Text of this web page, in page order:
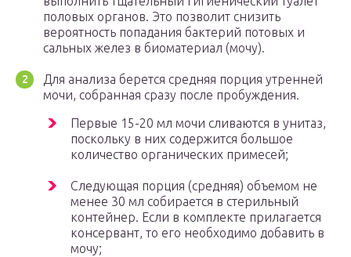
половых органов. Это позволит снизить
вероятность попадания бактерий потовых и
сальных желез в биоматериал (мочу).
Для анализа берется средняя порция утренней
мочи, собранная сразу после пробуждения.
Первые 15-20 мл мочи сливаются в унитаз,
поскольку в них содержится большое
количество органических примесей;
Следующая порция (средняя) объемом не
менее 30 мл собирается в стерильный
контейнер. Если в комплекте прилагается
консервант, то его необходимо добавить в
мочу;